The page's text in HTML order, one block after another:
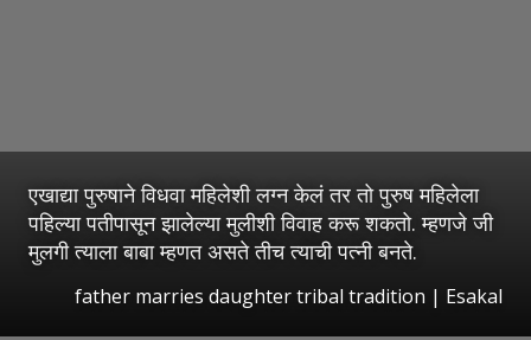
एखाद्या पुरुषाने विधवा महिलेशी लग्न केलं तर तो पुरुष महिलेला
पहिल्या पतीपासून झालेल्या मुलीशी विवाह करू शकतो. म्हणजे जी
मुलगी त्याला बाबा म्हणत असते तीच त्याची पत्नी बनते.
father marries daughter tribal tradition | Esakal